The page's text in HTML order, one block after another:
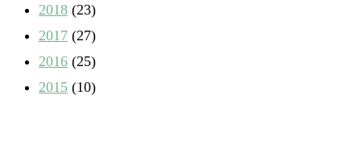
2018 (23)
2017 (27)
2016 (25)
2015 (10)